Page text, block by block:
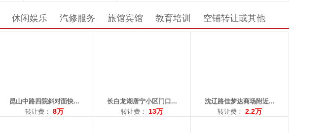
休闲娱乐 汽修服务 旅馆宾馆 教育培训 空铺转让或其他
昆山中路四院斜对面快...
转让费： 8万
长白龙湖唐宁小区门口...
转让费：
13万
沈辽路佳梦达商场附近...
转让费： 2.2万